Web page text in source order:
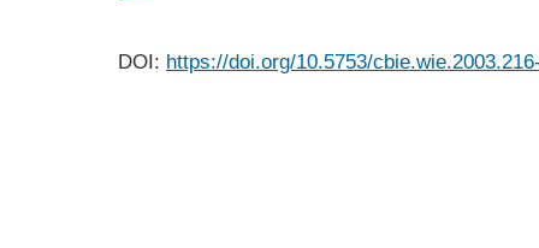
DOI: https://doi.org/10.5753/